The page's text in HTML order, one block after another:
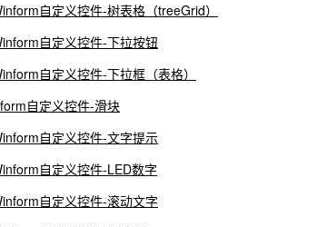
自定义控件-树表格（treeGrid）
自定义控件-下拉按钮
自定义控件-下拉框（表格）
自定义控件-滑块
自定义控件-文字提示
自定义控件-LED数字
自定义控件-滚动文字